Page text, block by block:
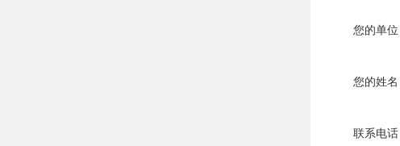
您的单位
您的姓名
联系电话